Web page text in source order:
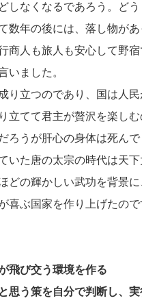
しなくなるであろう。ど
年の後には、落し物があ
商人も旅人も安心して野宿
いました。
り立つのであり、国は人
立てて君主が贅沢を楽し
ろうが肝心の身体は死ん
いた唐の太宗の時代は天
どの輝かしい武功を背景
喜ぶ国家を作り上げたの
び交う環境を作る
策を自分で判断し、実